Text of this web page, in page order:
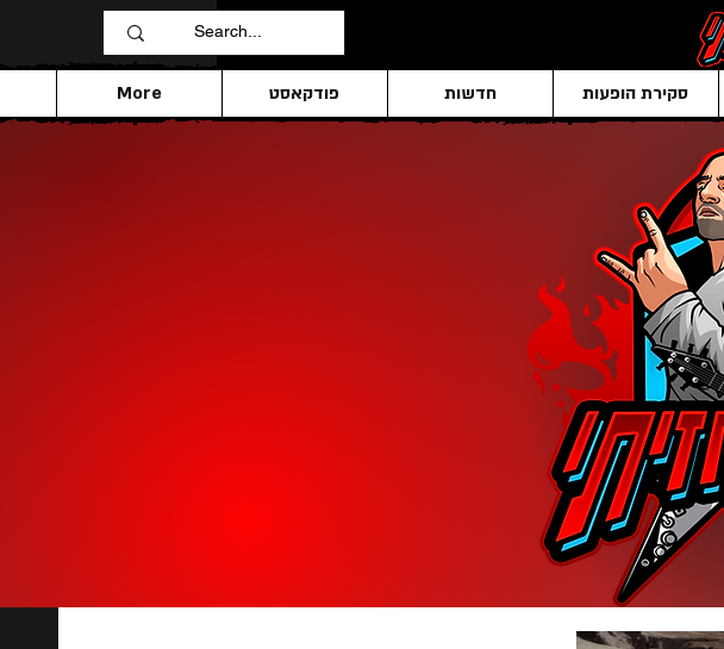
סקירת הופעות חדשות פודקאסט More